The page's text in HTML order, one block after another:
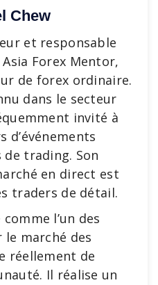
Chew
et responsable
Forex Mentor,
de forex ordinaire.
dans le secteur
invité à
d’événements
trading. Son
en direct est
traders de détail.
l’un des
marché des
réellement de
Il réalise un